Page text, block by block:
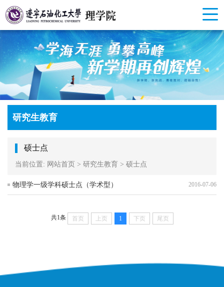
研究生教育
硕士点
当前位置: 网站首页 > 研究生教育 > 硕士点
物理学一级学科硕士点（学术型） 2016-07-06
共1条 首页 上页 1 下页 尾页